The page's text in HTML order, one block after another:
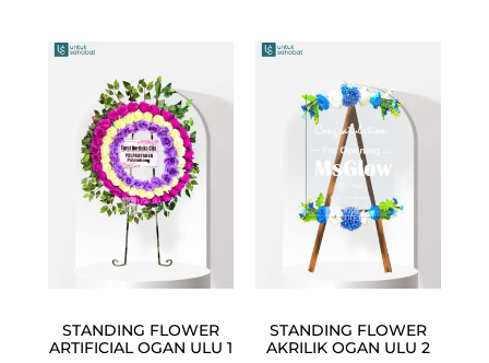
STANDING FLOWER
ARTIFICIAL OGAN ULU 1
STANDING FLOWER
AKRILIK OGAN ULU 2